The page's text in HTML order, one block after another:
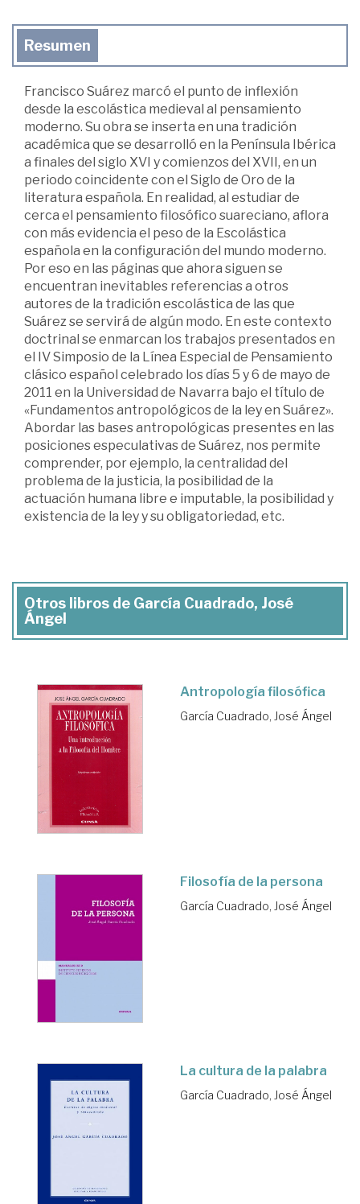
Resumen
Francisco Suárez marcó el punto de inflexión
desde la escolástica medieval al pensamiento
moderno. Su obra se inserta en una tradición
académica que se desarrolló en la Península Ibérica
a finales del siglo XVI y comienzos del XVII, en un
periodo coincidente con el Siglo de Oro de la
literatura española. En realidad, al estudiar de
cerca el pensamiento filosófico suareciano, aflora
con más evidencia el peso de la Escolástica
española en la configuración del mundo moderno.
Por eso en las páginas que ahora siguen se
encuentran inevitables referencias a otros
autores de la tradición escolástica de las que
Suárez se servirá de algún modo. En este contexto
doctrinal se enmarcan los trabajos presentados en
el IV Simposio de la Línea Especial de Pensamiento
clásico español celebrado los días 5 y 6 de mayo de
2011 en la Universidad de Navarra bajo el título de
«Fundamentos antropológicos de la ley en Suárez».
Abordar las bases antropológicas presentes en las
posiciones especulativas de Suárez, nos permite
comprender, por ejemplo, la centralidad del
problema de la justicia, la posibilidad de la
actuación humana libre e imputable, la posibilidad y
existencia de la ley y su obligatoriedad, etc.
Otros libros de García Cuadrado, José
Ángel
Antropología filosófica
García Cuadrado, José Ángel
Filosofía de la persona
García Cuadrado, José Ángel
La cultura de la palabra
García Cuadrado, José Ángel